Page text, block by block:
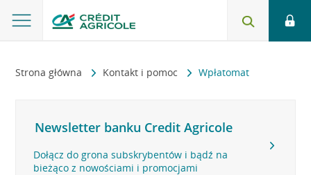
Strona główna Kontakt i pomoc Wpłatomat
Newsletter banku Credit Agricole
Dołącz do grona subskrybentów i bądź na
bieżąco z nowościami i promocjami